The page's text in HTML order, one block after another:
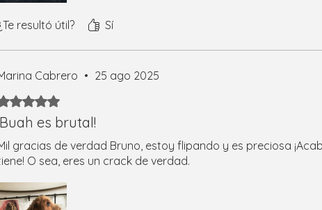
resultó útil? Sí
Cabrero • 25 ago 2025
5 de 5 estrellas.
es brutal!
gracias de verdad Bruno, estoy flipando y es preciosa
O sea, eres un crack de verdad.